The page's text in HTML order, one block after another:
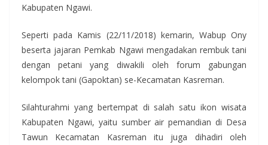
Kabupaten Ngawi.
Seperti pada Kamis (22/11/2018) kemarin, Wabup Ony
beserta jajaran Pemkab Ngawi mengadakan rembuk tani
dengan petani yang diwakili oleh forum gabungan
kelompok tani (Gapoktan) se-Kecamatan Kasreman.
Silahturahmi yang bertempat di salah satu ikon wisata
Kabupaten Ngawi, yaitu sumber air pemandian di Desa
Tawun Kecamatan Kasreman itu juga dihadiri oleh